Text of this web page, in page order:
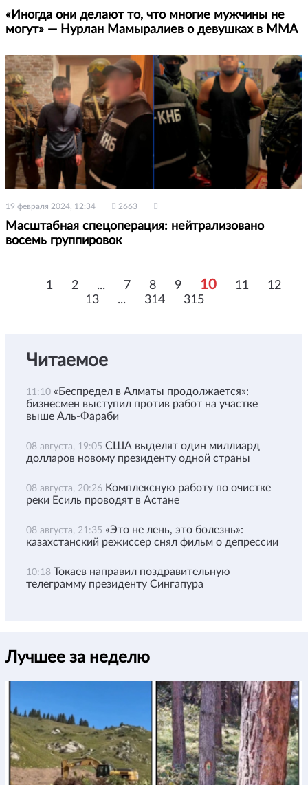
«Иногда они делают то, что многие мужчины не
могут» — Нурлан Мамыралиев о девушках в ММА
19 февраля 2024, 12:34 2663
Масштабная спецоперация: нейтрализовано
восемь группировок
1 2 ... 7 8 9 10 11
12
13
... 314 315
Читаемое
11:10 «Беспредел в Алматы продолжается»:
бизнесмен выступил против работ на участке
выше Аль-Фараби
08 августа, 19:05 США выделят один миллиард
долларов новому президенту одной страны
08 августа, 20:26 Комплексную работу по очистке
реки Есиль проводят в Астане
08 августа, 21:35 «Это не лень, это болезнь»:
казахстанский режиссер снял фильм о депрессии
10:18 Токаев направил поздравительную
телеграмму президенту Сингапура
Лучшее за неделю